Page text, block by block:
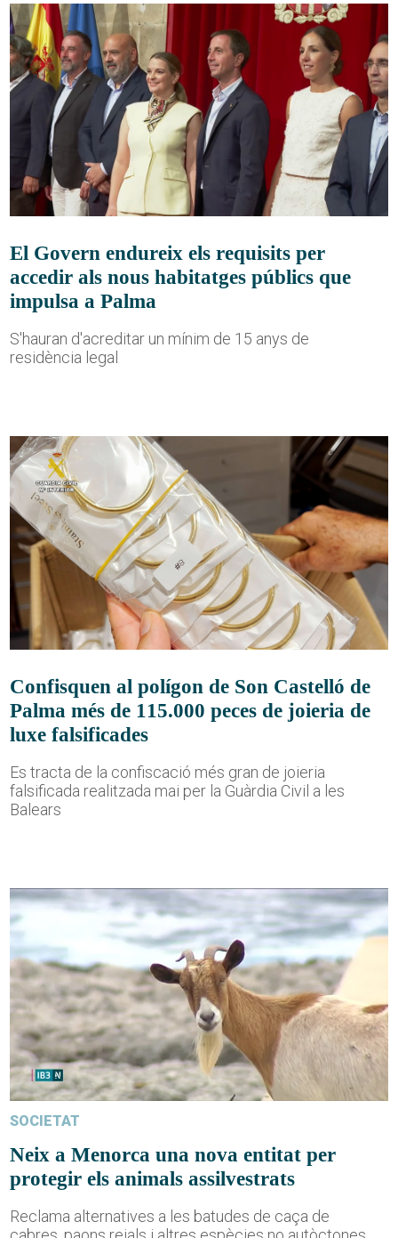
El Govern endureix els requisits per
accedir als nous habitatges públics que
impulsa a Palma
S'hauran d'acreditar un mínim de 15 anys de
residència legal
Confisquen al polígon de Son Castelló de
Palma més de 115.000 peces de joieria de
luxe falsificades
Es tracta de la confiscació més gran de joieria
falsificada realitzada mai per la Guàrdia Civil a les
Balears
SOCIETAT
Neix a Menorca una nova entitat per
protegir els animals assilvestrats
Reclama alternatives a les batudes de caça de